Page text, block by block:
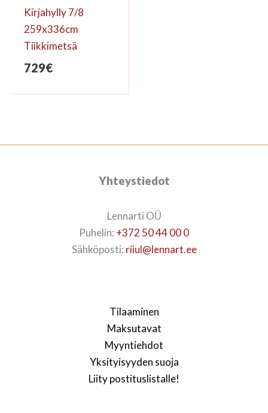
Kirjahylly 7/8
259x336cm
Tiikkimetsä
729€
Yhteystiedot
Lennarti OÜ
Puhelin: +372 50 44 00 0
Sähköposti: riiul@lennart.ee
Tilaaminen
Maksutavat
Myyntiehdot
Yksityisyyden suoja
Liity postituslistalle!